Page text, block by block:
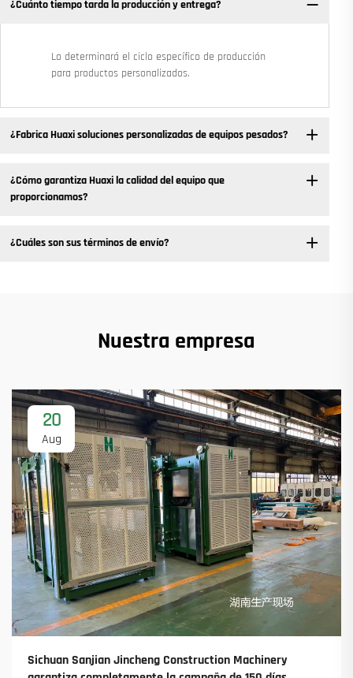
¿Cuánto tiempo tarda la producción y entrega?
Lo determinará el ciclo específico de producción
para productos personalizados.
¿Fabrica Huaxi soluciones personalizadas de equipos pesados?
¿Cómo garantiza Huaxi la calidad del equipo que
proporcionamos?
¿Cuáles son sus términos de envío?
Nuestra empresa
20
Aug
Sichuan Sanjian Jincheng Construction Machinery